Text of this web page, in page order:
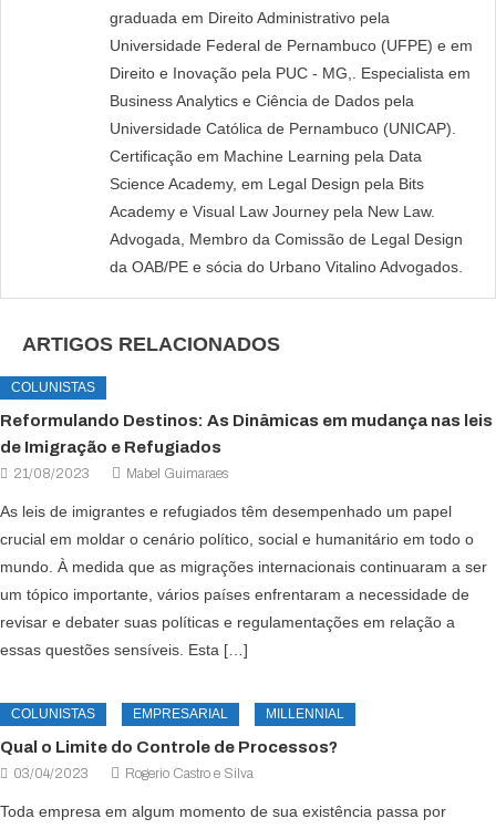
graduada em Direito Administrativo pela
Universidade Federal de Pernambuco (UFPE) e em
Direito e Inovação pela PUC - MG,. Especialista em
Business Analytics e Ciência de Dados pela
Universidade Católica de Pernambuco (UNICAP).
Certificação em Machine Learning pela Data
Science Academy, em Legal Design pela Bits
Academy e Visual Law Journey pela New Law.
Advogada, Membro da Comissão de Legal Design
da OAB/PE e sócia do Urbano Vitalino Advogados.
ARTIGOS RELACIONADOS
COLUNISTAS
Reformulando Destinos: As Dinâmicas em mudança nas leis
de Imigração e Refugiados
21/08/2023 Mabel Guimaraes
As leis de imigrantes e refugiados têm desempenhado um papel
crucial em moldar o cenário político, social e humanitário em todo o
mundo. À medida que as migrações internacionais continuaram a ser
um tópico importante, vários países enfrentaram a necessidade de
revisar e debater suas políticas e regulamentações em relação a
essas questões sensíveis. Esta […]
COLUNISTAS EMPRESARIAL MILLENNIAL
Qual o Limite do Controle de Processos?
03/04/2023 Rogerio Castro e Silva
Toda empresa em algum momento de sua existência passa por